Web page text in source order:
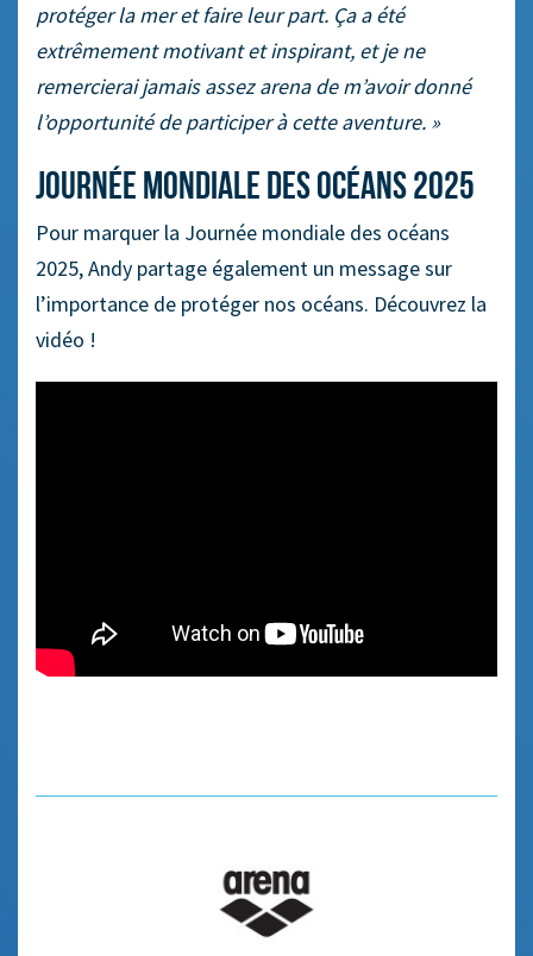
protéger la mer et faire leur part. Ça a été
extrêmement motivant et inspirant, et je ne
remercierai jamais assez arena de m’avoir donné
l’opportunité de participer à cette aventure. »
Journée mondiale des océans 2025
Pour marquer la Journée mondiale des océans
2025, Andy partage également un message sur
l’importance de protéger nos océans. Découvrez la
vidéo !